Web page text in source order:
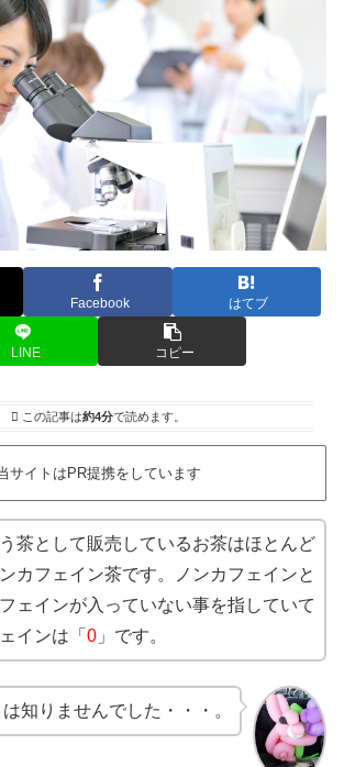
Facebook はてブ
LINE コピー
この記事は約4分で読めます。
サイトはPR提携をしています
茶として販売しているお茶はほとんど
カフェイン茶です。ノンカフェインと
ェインが入っていない事を指していて
インは「 0」です。
知りませんでした・・・。